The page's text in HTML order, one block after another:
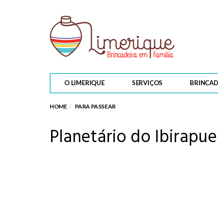
O LIMERIQUE SERVIÇOS
HOME PARA PASSEAR
Planetário do